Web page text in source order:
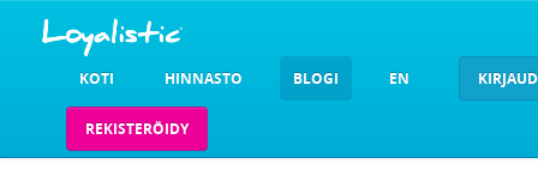
KOTI HINNASTO BLOGI EN
REKISTERÖIDY